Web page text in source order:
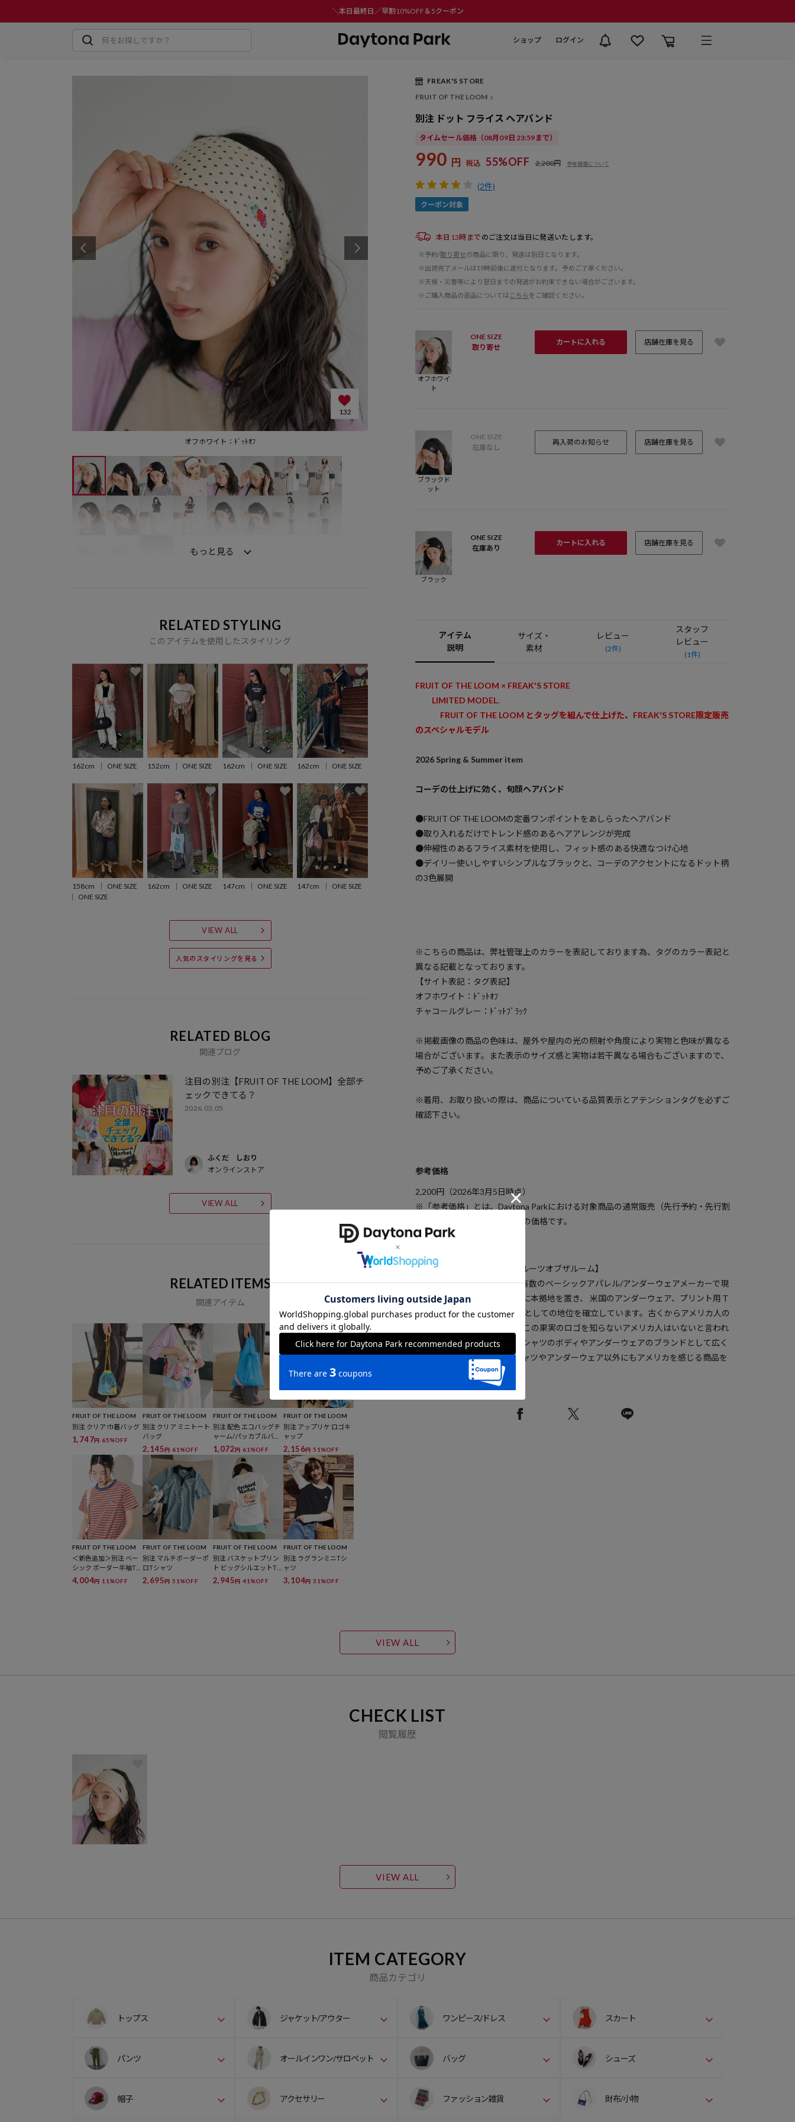
＼本日最終日／早割10%OFF＆5クーポン
ショップ ログイン
オフホワイト：ﾄﾞｯﾄｵﾌ ブラックドット：ﾄﾞｯﾄﾌﾞﾗｯｸ
132
もっと見る
RELATED STYLING
このアイテムを使用したスタイリング
162cm ONE SIZE 152cm ONE SIZE 162cm ONE SIZE 162cm ONE SIZE
158cm
ONE SIZE
ONE SIZE
162cm ONE SIZE 147cm ONE SIZE 147cm ONE SIZE
VIEW ALL
人気のスタイリングを見る
RELATED BLOG
関連ブログ
注目の別注【FRUIT OF THE LOOM】全部チ
ェックできてる？
2026.03.05
ふくだ しおり
オンラインストア
VIEW ALL
RELATED ITEMS
関連アイテム
FRUIT OF THE LOOM
別注 クリア 巾着バッグ
1,747円 65%OFF
FRUIT OF THE LOOM
別注 クリア ミニトート
バッグ
2,145円 61%OFF
FRUIT OF THE LOOM
別注 配色 エコバッグチ
ャーム/パッカブルバッ
グ
1,072円 61%OFF
FRUIT OF THE LOOM
別注 アップリケ ロゴキ
ャップ
2,156円 51%OFF
FRUIT OF THE LOOM
＜新色追加＞別注 ベー
シック ボーダー半袖T
シャツ
4,004円 11%OFF
FRUIT OF THE LOOM
別注 マルチボーダーポ
ロTシャツ
2,695円 51%OFF
FRUIT OF THE LOOM
別注 バスケットプリン
ト ビッグシルエットT
シャツ
2,945円 41%OFF
FRUIT OF THE LOOM
別注 ラグランミニTシ
ャツ
3,104円 31%OFF
FREAK'S STORE
FRUIT OF THE LOOM
別注 ドット フライス ヘアバンド
タイムセール価格（08月09日 23:59まで）
990 円 税込 55%OFF 2,200円 参考価格について
(2件)
本日13時まで のご注文は当日に発送いたします。
※予約/取り寄せの商品に限り、発送は別日となります。
※出荷完了メールは19時前後に送付となります。予めご了承ください。
※天候・災害等により翌日までの発送がお約束できない場合がございます。
※ご購入商品の返品については こちら をご確認ください。
オフホワイ
ト
ONE SIZE
取り寄せ
カートに入れる 店舗在庫を見る
ブラックド
ット
ONE SIZE
在庫なし
再入荷のお知らせ 店舗在庫を見る
ブラック
ONE SIZE
在庫あり
カートに入れる 店舗在庫を見る
アイテム
説明
サイズ・
素材
レビュー
(2件)
スタッフ
レビュー
(1件)
FRUIT OF THE LOOM × FREAK'S STORE
LIMITED MODEL.
FRUIT OF THE LOOM とタッグを組んで仕上げた、FREAK'S STORE限定販売
のスペシャルモデル
2026 Spring & Summer item
コーデの仕上げに効く、旬顔ヘアバンド
●FRUIT OF THE LOOMの定番ワンポイントをあしらったヘアバンド
●取り入れるだけでトレンド感のあるヘアアレンジが完成
●伸縮性のあるフライス素材を使用し、フィット感のある快適なつけ心地
●デイリー使いしやすいシンプルなブラックと、コーデのアクセントになるドット柄
の3色展開
※こちらの商品は、弊社管理上のカラーを表記しております為、タグのカラー表記と
異なる記載となっております。
【サイト表記：タグ表記】
オフホワイト：ﾄﾞｯﾄｵﾌ
チャコールグレー：ﾄﾞｯﾄﾌﾞﾗｯｸ
※掲載画像の商品の色味は、屋外や屋内の光の照射や角度により実物と色味が異なる
場合がございます。また表示のサイズ感と実物は若干異なる場合もございますので、
予めご了承ください。
※着用、お取り扱いの際は、商品についている品質表示とアテンションタグを必ずご
確認下さい。
参考価格
2,200円（2026年3月5日時点）
※「参考価格」とは、Daytona Parkにおける対象商品の通常販売（先行予約・先行割
引は含まれません）開始時点の価格です。
【FRUIT OF THE LOOM / フルーツオブザルーム】
160年以上の歴史を持つ世界有数のベーシックアパレル/アンダーウェアメーカーで現
在アメリカ・ケンタッキー州に本拠地を置き、 米国のアンダーウェア、プリント用Ｔ
シャツ市場ではTOPブランドとしての地位を確立しています。古くからアメリカ人の
ライフスタイルに溶け込み、この果実のロゴを知らないアメリカ人はいないと言われ
ており、国内でもプリントＴシャツのボディやアンダーウェアのブランドとして広く
知れ渡っています。またＴシャツやアンダーウェア以外にもアメリカを感じる商品を
幅広く展開し続けています。
VIEW ALL
CHECK LIST
閲覧履歴
VIEW ALL
ITEM CATEGORY
商品カテゴリ
トップス ジャケット/アウター ワンピース/ドレス スカート
パンツ オールインワン/サロペット バッグ シューズ
帽子 アクセサリー ファッション雑貨 財布/小物